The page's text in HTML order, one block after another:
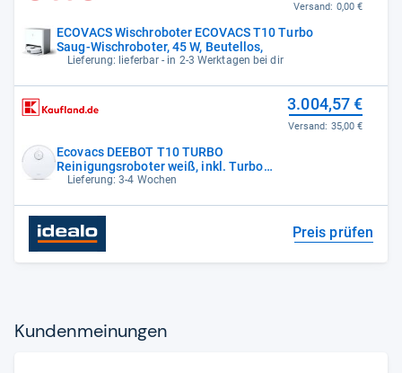
ECOVACS Wischroboter ECOVACS T10 Turbo
Saug-Wischroboter, 45 W, Beutellos,
Lieferung: lieferbar - in 2-3 Werktagen bei dir
Versand: 0,00 €
Ecovacs DEEBOT T10 TURBO
Reinigungsroboter weiß, inkl. Turbo
Reinigungsstation
Lieferung: 3-4 Wochen
3.004,57 €
Versand: 35,00 €
Preis prüfen
Kun­den­mei­nun­gen